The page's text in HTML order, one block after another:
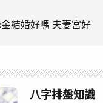
結婚好嗎 夫妻宮好
八字排盤知識